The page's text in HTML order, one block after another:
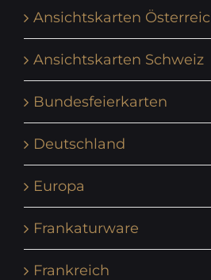
Ansichtskarten
Ansichtskarten Schweiz
Bundesfeierkarten
Deutschland
Europa
Frankaturware
Frankreich